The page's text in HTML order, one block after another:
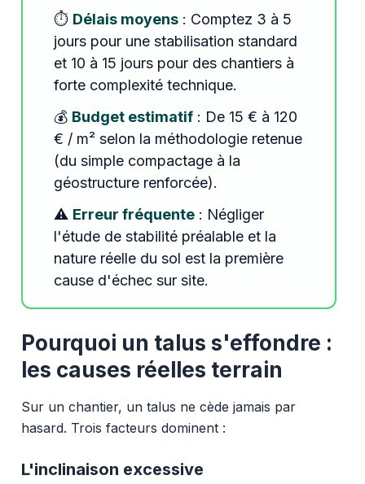
⏱️ Délais moyens: Comptez 3 à 5
jours pour une stabilisation standard
et 10 à 15 jours pour des chantiers à
forte complexité technique.
💰 Budget estimatif: De 15 € à 120
€ / m² selon la méthodologie retenue
(du simple compactage à la
géostructure renforcée).
⚠️ Erreur fréquente: Négliger
l'étude de stabilité préalable et la
nature réelle du sol est la première
cause d'échec sur site.
Pourquoi un talus s'effondre :
les causes réelles terrain
Sur un chantier, un talus ne cède jamais par
hasard. Trois facteurs dominent :
L'inclinaison excessive